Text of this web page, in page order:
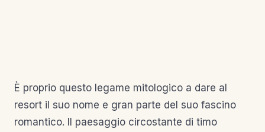
È proprio questo legame mitologico a dare al
resort il suo nome e gran parte del suo fascino
romantico. Il paesaggio circostante di timo